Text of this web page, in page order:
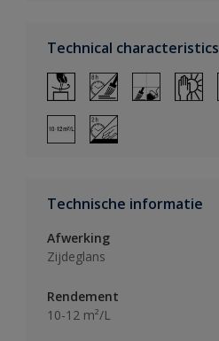
Technical characteristics
Technische informatie
Afwerking
Zijdeglans
Rendement
10-12 m²/L